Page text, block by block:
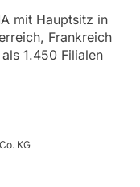
mit Hauptsitz in
Frankreich
1.450 Filialen
KG